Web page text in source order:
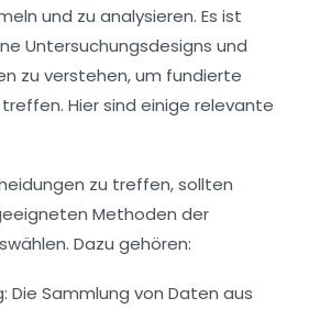
und zu analysieren. Es ist
Untersuchungsdesigns und
zu verstehen, um fundierte
Hier sind einige relevante
zu treffen, sollten
Methoden der
Dazu gehören:
: Die Sammlung von Daten aus